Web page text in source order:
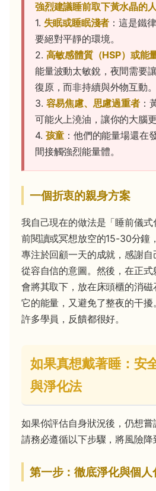
強烈建議睡前取下黃水晶的人
1. 失眠或睡眠淺者 ：這是鐵
要絕對平靜的環境。
2. 高敏感體質（HSP）或能
能量波動太敏銳，夜間需要
復原，而非持續與外物互動。
3. 容易焦慮、思慮過重者：
可能火上澆油，讓你的大腦更
4. 孩童 ：他們的能量場還在
間接觸強烈能量體。
一個折衷的親身方案
我自己現在的做法是「睡前儀
前閱讀或冥想放空的15-30分鐘
專注於回顧一天的成就，感謝自
從容自信的意圖。然後，在正
會將其取下，放在床頭櫃的消磁
它的能量，又避免了整夜的干
許多學員，反饋都很好。
如果真想戴著睡：安
與淨化法
如果你評估自身狀況後，仍想嘗
請務必遵循以下步驟，將風險降
第一步：徹底淨化與個人